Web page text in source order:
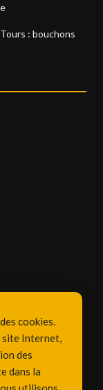
: bouchons
cookies.
site Internet,
des
dans la